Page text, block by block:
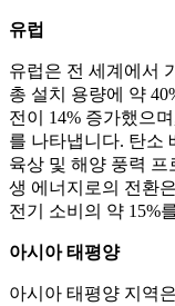
유럽
유럽은 전 세계에서
총 설치 용량에 약
전이 14% 증가했으
를 나타냅니다. 탄소
육상 및 해양 풍력
생 에너지로의 전환
전기 소비의 약 15%
아시아 태평양
아시아 태평양 지역